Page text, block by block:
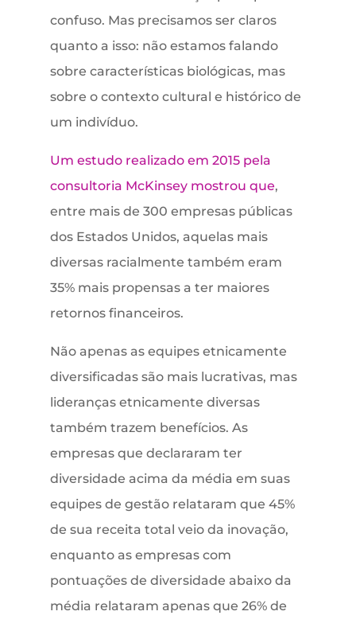
confuso. Mas precisamos ser claros
quanto a isso: não estamos falando
sobre características biológicas, mas
sobre o contexto cultural e histórico de
um indivíduo.
Um estudo realizado em 2015 pela
consultoria McKinsey mostrou que,
entre mais de 300 empresas públicas
dos Estados Unidos, aquelas mais
diversas racialmente também eram
35% mais propensas a ter maiores
retornos financeiros.
Não apenas as equipes etnicamente
diversificadas são mais lucrativas, mas
lideranças etnicamente diversas
também trazem benefícios. As
empresas que declararam ter
diversidade acima da média em suas
equipes de gestão relataram que 45%
de sua receita total veio da inovação,
enquanto as empresas com
pontuações de diversidade abaixo da
média relataram apenas que 26% de